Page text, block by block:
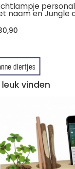
naam en Jungle
diertjes
vinden